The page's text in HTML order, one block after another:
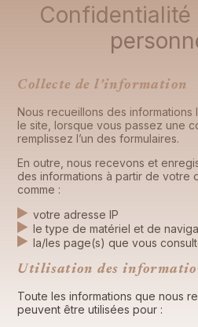
Confidentialité
Collecte de l’information
Nous recueillons des
le site, lorsque vous passez une
remplissez l’un des formulaires.
En outre, nous recevons et
des informations à partir de votre
comme :
votre adresse IP
le type de matériel et de
la/les page(s) que vous
Utilisation des
Toute les informations que nous
peuvent être utilisées pour :